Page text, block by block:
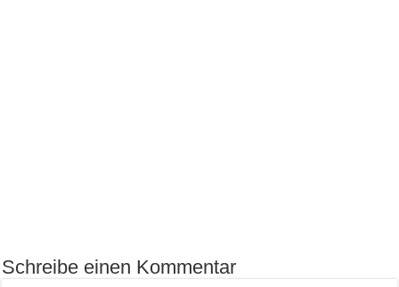
Schreibe einen Kommentar